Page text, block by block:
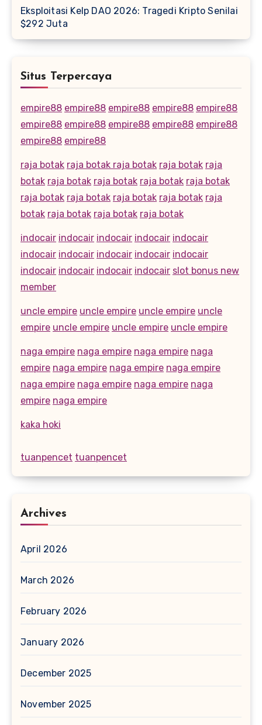
Eksploitasi Kelp DAO 2026: Tragedi Kripto Senilai
$292 Juta
Situs Terpercaya
empire88 empire88 empire88 empire88 empire88
empire88 empire88 empire88 empire88 empire88
empire88 empire88
raja botak raja botak raja botak raja botak raja
botak raja botak raja botak raja botak raja botak
raja botak raja botak raja botak raja botak raja
botak raja botak raja botak raja botak
indocair indocair indocair indocair indocair
indocair indocair indocair indocair indocair
indocair indocair indocair indocair slot bonus new
member
uncle empire uncle empire uncle empire uncle
empire uncle empire uncle empire uncle empire
naga empire naga empire naga empire naga
empire naga empire naga empire naga empire
naga empire naga empire naga empire naga
empire naga empire
kaka hoki
tuanpencet tuanpencet
Archives
April 2026
March 2026
February 2026
January 2026
December 2025
November 2025